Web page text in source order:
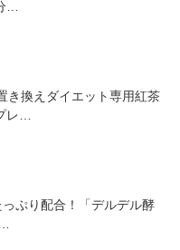
…
き換えダイエット専用紅茶
レ…
ぷり配合！「デルデル酵